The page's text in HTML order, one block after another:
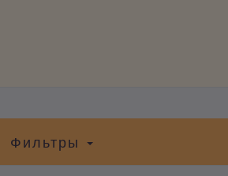
Фильтры